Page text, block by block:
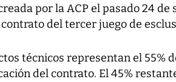
por la ACP el pasado 24
del tercer juego de
técnicos representan el 55%
del contrato. El 45%